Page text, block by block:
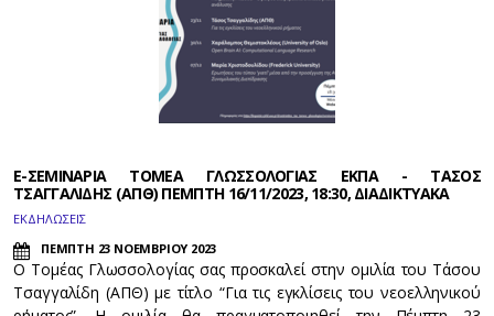
E-ΣΕΜΙΝΑΡΙΑ ΤΟΜΕΑ ΓΛΩΣΣΟΛΟΓΙΑΣ ΕΚΠΑ - ΤΑΣΟΣ
ΤΣΑΓΓΑΛΙΔΗΣ (ΑΠΘ) ΠΕΜΠΤΗ 16/11/2023, 18:30, ΔΙΑΔΙΚΤΥΑΚΑ
ΕΚΔΗΛΩΣΕΙΣ
ΠΕΜΠΤΗ 23 ΝΟΕΜΒΡΙΟΥ 2023
Ο Τομέας Γλωσσολογίας σας προσκαλεί στην ομιλία του Τάσου
Τσαγγαλίδη (ΑΠΘ) με τίτλο “Για τις εγκλίσεις του νεοελληνικού